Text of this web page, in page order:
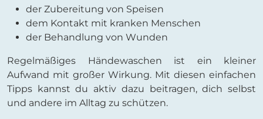
der Zubereitung von Speisen
dem Kontakt mit kranken Menschen
der Behandlung von Wunden
Regelmäßiges Händewaschen ist ein kleiner
Aufwand mit großer Wirkung. Mit diesen einfachen
Tipps kannst du aktiv dazu beitragen, dich selbst
und andere im Alltag zu schützen.